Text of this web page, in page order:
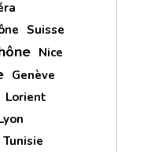
Suisse
Nice
Genève
Lorient
Tunisie